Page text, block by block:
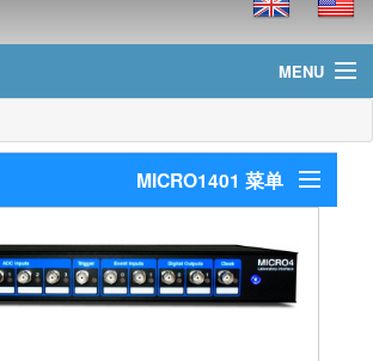
MENU
MICRO1401 菜单
应用软件